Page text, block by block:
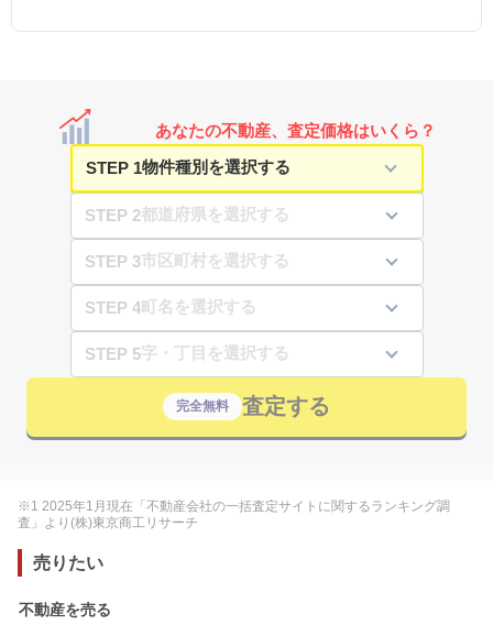
あなたの不動産、査定価格はいくら？
STEP 1
STEP 2
STEP 3
STEP 4
STEP 5
完全無料 査定する
※1 2025年1月現在「不動産会社の一括査定サイトに関するランキング調
査」より(株)東京商工リサーチ
売りたい
不動産を売る